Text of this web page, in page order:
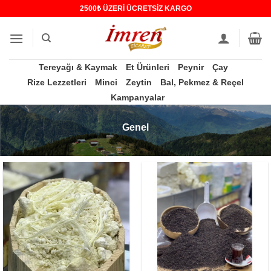
2500₺ ÜZERİ ÜCRETSİZ KARGO
Tereyağı & Kaymak Et Ürünleri Peynir
Çay
Rize Lezzetleri
Minci Zeytin
Bal, Pekmez & Reçel
Kampanyalar
Genel